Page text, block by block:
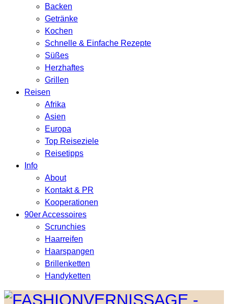
Backen
Getränke
Kochen
Schnelle & Einfache Rezepte
Süßes
Herzhaftes
Grillen
Reisen
Afrika
Asien
Europa
Top Reiseziele
Reisetipps
Info
About
Kontakt & PR
Kooperationen
90er Accessoires
Scrunchies
Haarreifen
Haarspangen
Brillenketten
Handyketten